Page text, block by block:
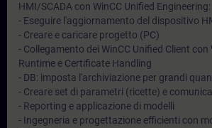
HMI/SCADA con WinCC Unified Engineering:
- Eseguire l'aggiornamento del dispositivo
- Creare e caricare progetto (PC)
- Collegamento dei WinCC Unified Client con
Runtime e Certificate Handling
- DB: imposta l'archiviazione per grandi
- Creare set di parametri (ricette) e
- Reporting e applicazione di modelli
- Ingegneria e progettazione efficienti con